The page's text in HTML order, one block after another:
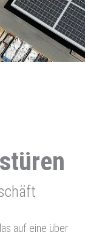
auf eine über